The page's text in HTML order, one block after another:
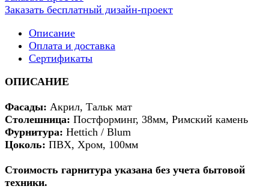
Заказать бесплатный дизайн-проект
Описание
Оплата и доставка
Сертификаты
ОПИСАНИЕ
Фасады: Акрил, Тальк мат
Столешница: Постформинг, 38мм, Римский камень
Фурнитура: Hettich / Blum
Цоколь: ПВХ, Хром, 100мм
Стоимость гарнитура указана без учета бытовой
техники.